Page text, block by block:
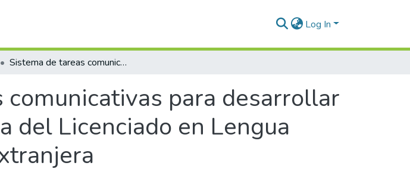
Log In
Sistema de tareas comunicativas para desarrollar la competencia sociolingüística del Licenciado en Lengua Inglesa con segunda lengua extranjera
comunicativas para desarrollar
del Licenciado en Lengua